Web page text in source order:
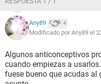
Any89 4
Modificado por Any89 el
Algunos anticonceptivos
cuando empiezas a
fuese bueno que acudas al